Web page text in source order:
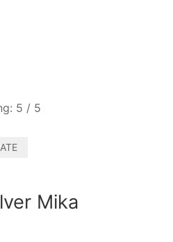
5 / 5
Mika